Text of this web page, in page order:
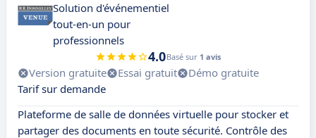
Solution d'événementiel
tout-en-un pour
professionnels
4.0Basé sur 1 avis
Version gratuite Essai gratuit
Démo gratuite
Tarif sur demande
Plateforme de salle de données virtuelle pour stocker et
partager des documents en toute sécurité. Contrôle des